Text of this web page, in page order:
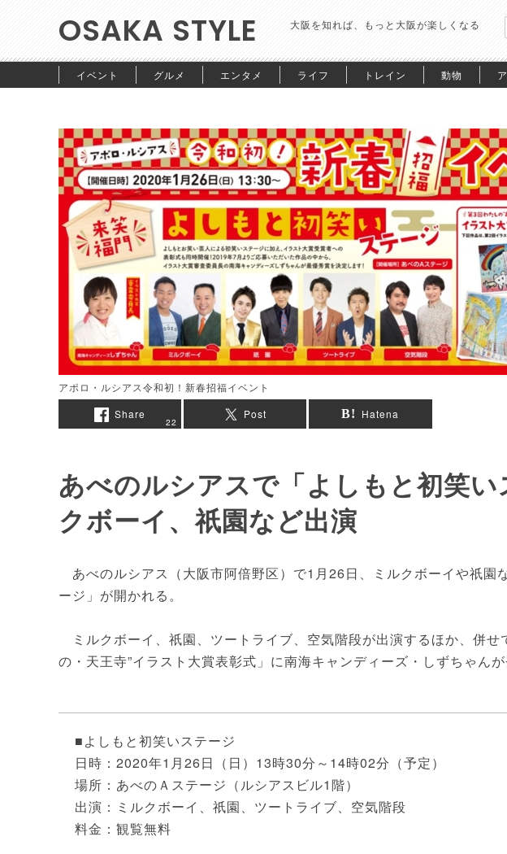
OSAKA STYLE 大阪を知れば、もっと大阪が楽しくなる
イベント グルメ エンタメ ライフ トレイン 動物
アポロ・ルシアス令和初！新春招福イベント
Share
22
Post Hatena
あべのルシアスで「よしもと初笑
クボーイ、祇園など出演
あべのルシアス（大阪市阿倍野区）で1月26日、ミルクボーイや祇園
ージ」が開かれる。
ミルクボーイ、祇園、ツートライブ、空気階段が出演するほか、併せ
の・天王寺”イラスト大賞表彰式」に南海キャンディーズ・しずちゃんが
■よしもと初笑いステージ
日時：2020年1月26日（日）13時30分～14時02分（予定）
場所：あべのＡステージ（ルシアスビル1階）
出演：ミルクボーイ、祇園、ツートライブ、空気階段
料金：観覧無料